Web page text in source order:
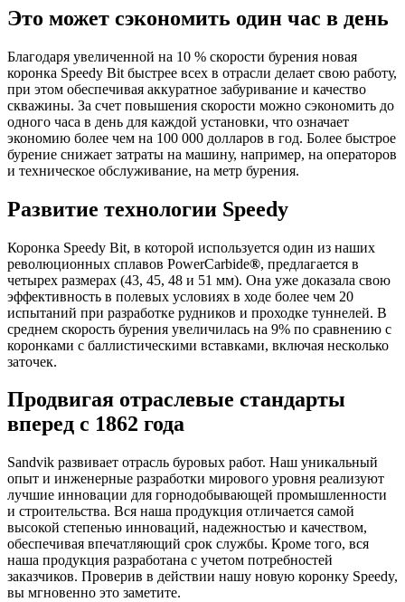
Это может сэкономить один час в день
Благодаря увеличенной на 10 % скорости бурения новая
коронка Speedy Bit быстрее всех в отрасли делает свою работу,
при этом обеспечивая аккуратное забуривание и качество
скважины. За счет повышения скорости можно сэкономить до
одного часа в день для каждой установки, что означает
экономию более чем на 100 000 долларов в год. Более быстрое
бурение снижает затраты на машину, например, на операторов
и техническое обслуживание, на метр бурения.
Развитие технологии Speedy
Коронка Speedy Bit, в которой используется один из наших
революционных сплавов PowerCarbide®, предлагается в
четырех размерах (43, 45, 48 и 51 мм). Она уже доказала свою
эффективность в полевых условиях в ходе более чем 20
испытаний при разработке рудников и проходке туннелей. В
среднем скорость бурения увеличилась на 9% по сравнению с
коронками с баллистическими вставками, включая несколько
заточек.
Продвигая отраслевые стандарты
вперед с 1862 года
Sandvik развивает отрасль буровых работ. Наш уникальный
опыт и инженерные разработки мирового уровня реализуют
лучшие инновации для горнодобывающей промышленности
и строительства. Вся наша продукция отличается самой
высокой степенью инноваций, надежностью и качеством,
обеспечивая впечатляющий срок службы. Кроме того, вся
наша продукция разработана с учетом потребностей
заказчиков. Проверив в действии нашу новую коронку Speedy,
вы мгновенно это заметите.